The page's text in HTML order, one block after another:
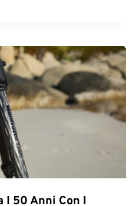
I 50 Anni Con I